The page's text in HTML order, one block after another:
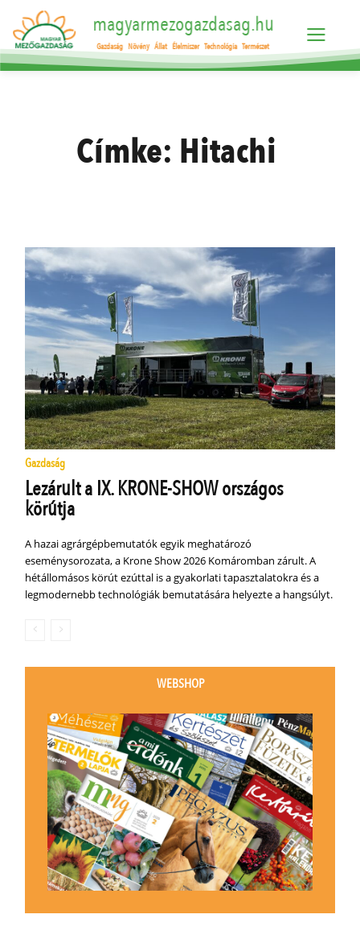
magyarmezogazdasag.hu
Gazdaság Növény Állat Élelmiszer Technológia Természet
Címke: Hitachi
Gazdaság
Lezárult a IX. KRONE-SHOW országos
körútja
A hazai agrárgépbemutatók egyik meghatározó
eseménysorozata, a Krone Show 2026 Komáromban zárult. A
hétállomásos körút ezúttal is a gyakorlati tapasztalatokra és a
legmodernebb technológiák bemutatására helyezte a hangsúlyt.
WEBSHOP